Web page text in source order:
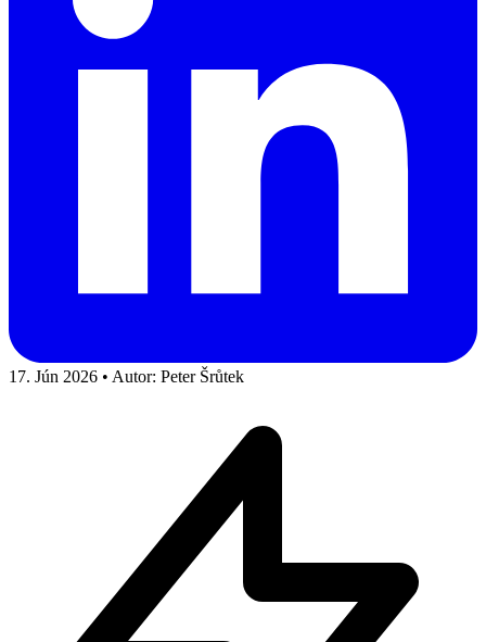
17. Jún 2026 • Autor: Peter Šrůtek